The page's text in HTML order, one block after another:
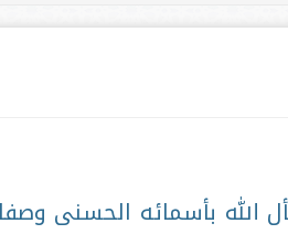
الله بأسمائه الحسنى